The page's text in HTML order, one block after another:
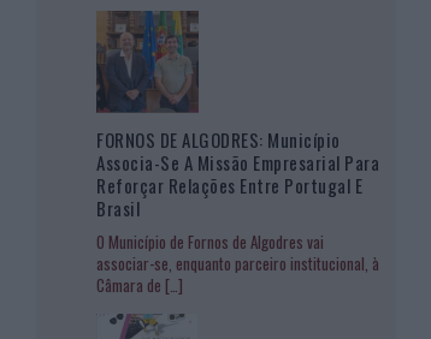
FORNOS DE ALGODRES: Município
Associa-Se A Missão Empresarial Para
Reforçar Relações Entre Portugal E
Brasil
O Município de Fornos de Algodres vai
associar-se, enquanto parceiro institucional, à
Câmara de […]